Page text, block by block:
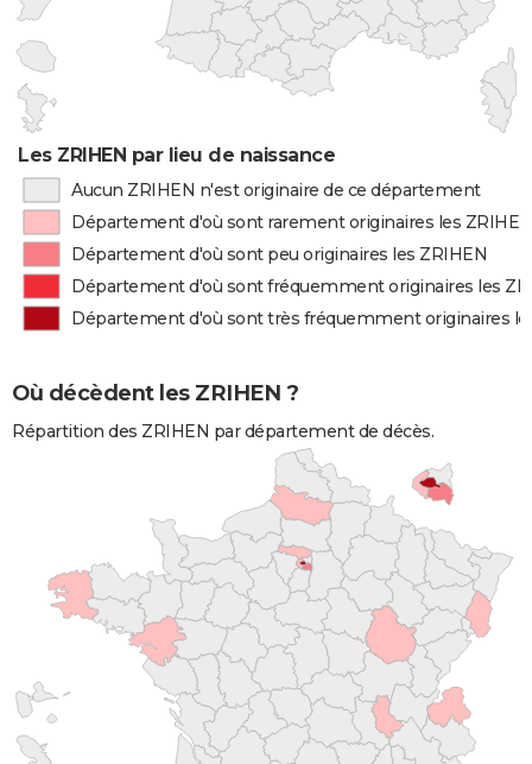
Les ZRIHEN par lieu de naissance
Aucun ZRIHEN n'est originaire de ce département
Département d'où sont rarement originaires les ZRIHEN
Département d'où sont peu originaires les ZRIHEN
Département d'où sont fréquemment originaires les
Département d'où sont très fréquemment originaires
Où décèdent les ZRIHEN ?
Répartition des ZRIHEN par département de décès.